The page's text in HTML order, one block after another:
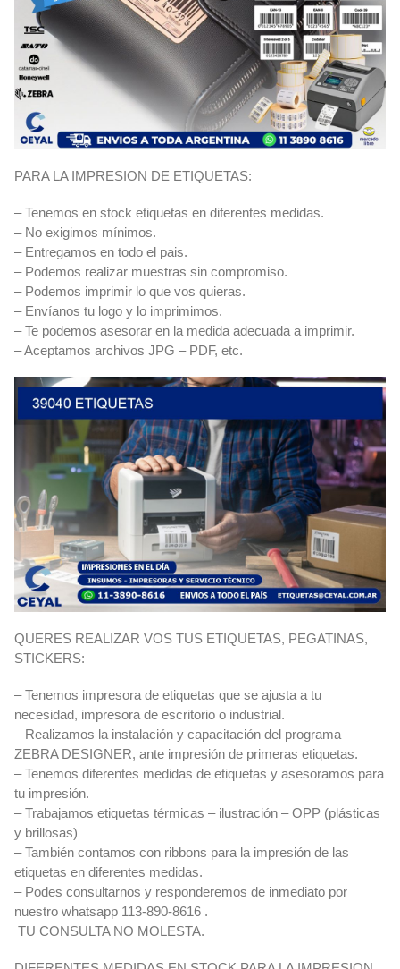
PARA LA IMPRESION DE ETIQUETAS:
– Tenemos en stock etiquetas en diferentes medidas.
– No exigimos mínimos.
– Entregamos en todo el pais.
– Podemos realizar muestras sin compromiso.
– Podemos imprimir lo que vos quieras.
– Envíanos tu logo y lo imprimimos.
– Te podemos asesorar en la medida adecuada a imprimir.
– Aceptamos archivos JPG – PDF, etc.
QUERES REALIZAR VOS TUS ETIQUETAS, PEGATINAS,
STICKERS:
– Tenemos impresora de etiquetas que se ajusta a tu
necesidad, impresora de escritorio o industrial.
– Realizamos la instalación y capacitación del programa
ZEBRA DESIGNER, ante impresión de primeras etiquetas.
– Tenemos diferentes medidas de etiquetas y asesoramos para
tu impresión.
– Trabajamos etiquetas térmicas – ilustración – OPP (plásticas
y brillosas)
– También contamos con ribbons para la impresión de las
etiquetas en diferentes medidas.
– Podes consultarnos y responderemos de inmediato por
nuestro whatsapp 113-890-8616 .
TU CONSULTA NO MOLESTA.